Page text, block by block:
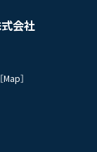
会社
Map］